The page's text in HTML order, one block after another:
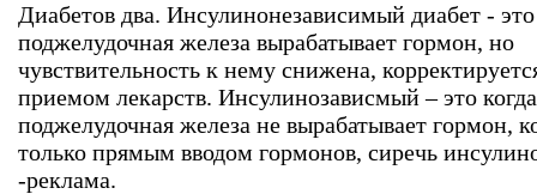
Диабетов два. Инсулинонезависимый диабет - это
поджелудочная железа вырабатывает гормон, но
чувствительность к нему снижена,
приемом лекарств. Инсулинозависмый – это когда
поджелудочная железа не вырабатывает гормон,
только прямым вводом гормонов, сиречь
-реклама.